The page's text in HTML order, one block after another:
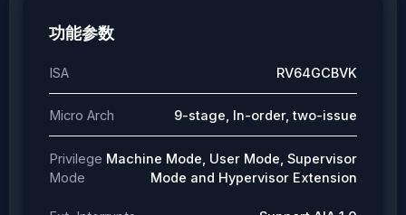
功能参数
ISA RV64GCBVK
Micro Arch 9-stage, In-order, two-issue
Privilege
Mode
Machine Mode, User Mode, Supervisor
Mode and Hypervisor Extension